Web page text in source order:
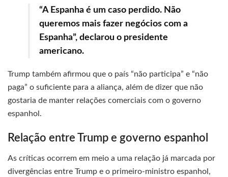
“A Espanha é um caso perdido. Não
queremos mais fazer negócios com a
Espanha”, declarou o presidente
americano.
Trump também afirmou que o país “não participa” e “não
paga” o suficiente para a aliança, além de dizer que não
gostaria de manter relações comerciais com o governo
espanhol.
Relação entre Trump e governo espanhol
As críticas ocorrem em meio a uma relação já marcada por
divergências entre Trump e o primeiro-ministro espanhol,